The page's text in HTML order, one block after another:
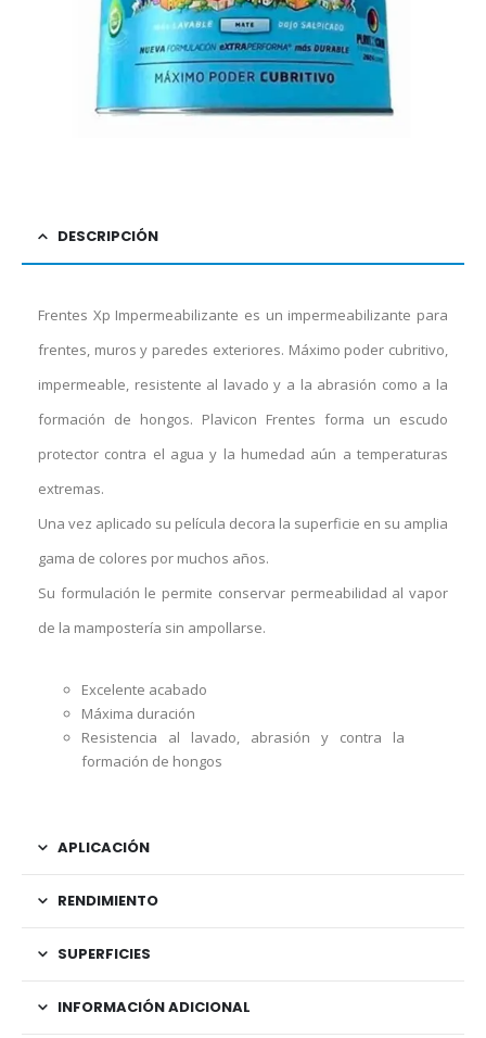
DESCRIPCIÓN
Frentes Xp Impermeabilizante es un impermeabilizante para
frentes, muros y paredes exteriores. Máximo poder cubritivo,
impermeable, resistente al lavado y a la abrasión como a la
formación de hongos. Plavicon Frentes forma un escudo
protector contra el agua y la humedad aún a temperaturas
extremas.
Una vez aplicado su película decora la superficie en su amplia
gama de colores por muchos años.
Su formulación le permite conservar permeabilidad al vapor
de la mampostería sin ampollarse.
Excelente acabado
Máxima duración
Resistencia al lavado, abrasión y contra la
formación de hongos
APLICACIÓN
RENDIMIENTO
SUPERFICIES
INFORMACIÓN ADICIONAL